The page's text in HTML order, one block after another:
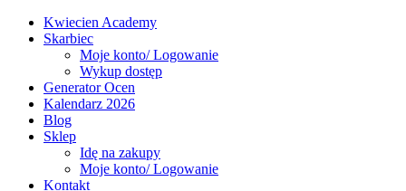
Kwiecien Academy
Skarbiec
Moje konto/ Logowanie
Wykup dostęp
Generator Ocen
Kalendarz 2026
Blog
Sklep
Idę na zakupy
Moje konto/ Logowanie
Kontakt